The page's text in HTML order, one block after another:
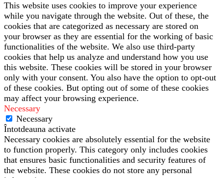
This website uses cookies to improve your experience
while you navigate through the website. Out of these, the
cookies that are categorized as necessary are stored on
your browser as they are essential for the working of basic
functionalities of the website. We also use third-party
cookies that help us analyze and understand how you use
this website. These cookies will be stored in your browser
only with your consent. You also have the option to opt-out
of these cookies. But opting out of some of these cookies
may affect your browsing experience.
Necessary
Necessary
Întotdeauna activate
Necessary cookies are absolutely essential for the website
to function properly. This category only includes cookies
that ensures basic functionalities and security features of
the website. These cookies do not store any personal